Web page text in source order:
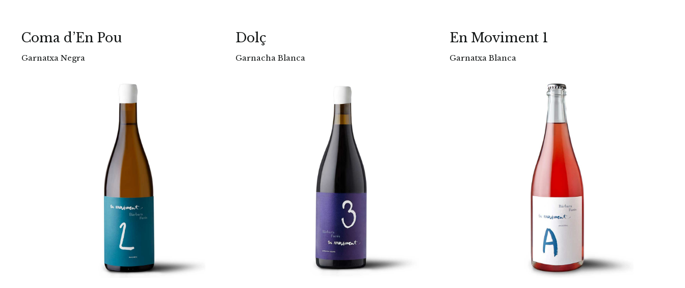
Coma d’En Pou
Garnatxa Negra
Dolç
Garnacha Blanca
En Moviment 1
Garnatxa Blanca